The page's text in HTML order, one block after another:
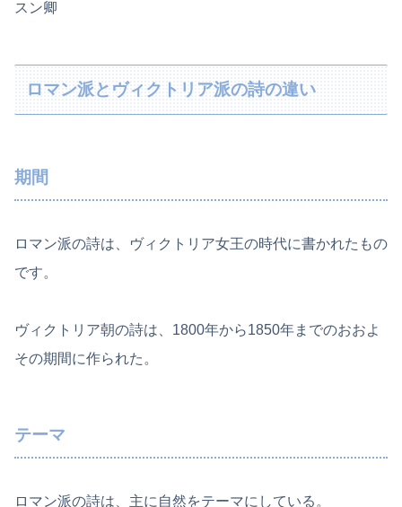
スン卿
ロマン派とヴィクトリア派の詩の違い
期間
ロマン派の詩は、ヴィクトリア女王の時代に書かれたもの
です。
ヴィクトリア朝の詩は、1800年から1850年までのおおよ
その期間に作られた。
テーマ
ロマン派の詩は、主に自然をテーマにしている。